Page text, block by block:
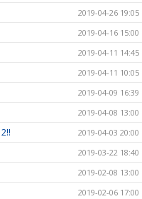
2019-04-26 19:05
2019-04-16 15:00
2019-04-11 14:45
2019-04-11 10:05
2019-04-09 16:39
2019-04-08 13:00
2019-04-03 20:00
2019-03-22 18:40
2019-02-08 13:00
2019-02-06 17:00